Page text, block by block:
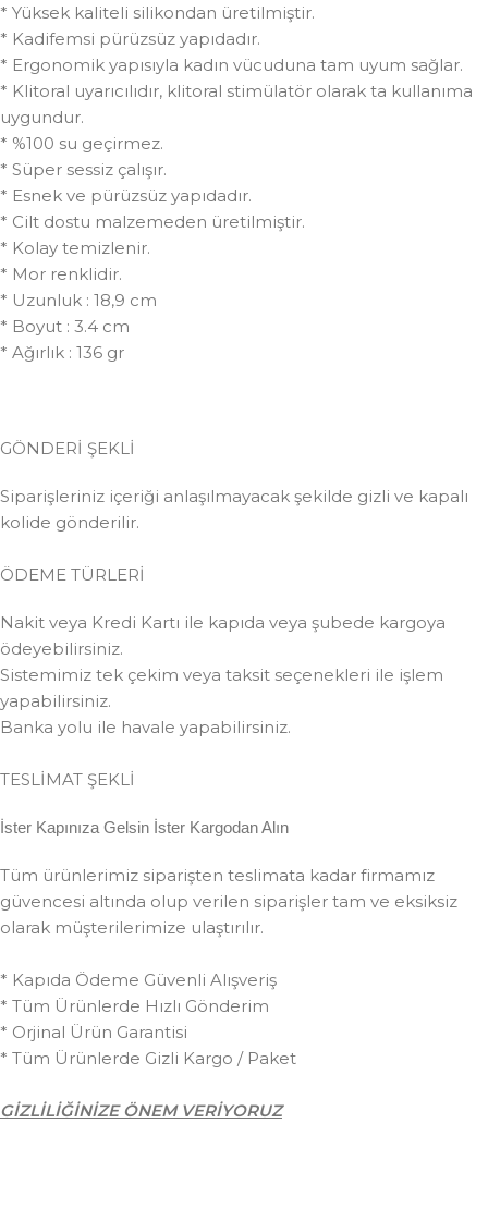
* Yüksek kaliteli silikondan üretilmiştir.
* Kadifemsi pürüzsüz yapıdadır.
* Ergonomik yapısıyla kadın vücuduna tam uyum sağlar.
* Klitoral uyarıcılıdır, klitoral stimülatör olarak ta kullanıma
uygundur.
* %100 su geçirmez.
* Süper sessiz çalışır.
* Esnek ve pürüzsüz yapıdadır.
* Cilt dostu malzemeden üretilmiştir.
* Kolay temizlenir.
* Mor renklidir.
* Uzunluk : 18,9 cm
* Boyut : 3.4 cm
* Ağırlık : 136 gr
GÖNDERİ ŞEKLİ
Siparişleriniz içeriği anlaşılmayacak şekilde gizli ve kapalı
kolide gönderilir.
ÖDEME TÜRLERİ
Nakit veya Kredi Kartı ile kapıda veya şubede kargoya
ödeyebilirsiniz.
Sistemimiz tek çekim veya taksit seçenekleri ile işlem
yapabilirsiniz.
Banka yolu ile havale yapabilirsiniz.
TESLİMAT ŞEKLİ
İster Kapınıza Gelsin İster Kargodan Alın
Tüm ürünlerimiz siparişten teslimata kadar firmamız
güvencesi altında olup verilen siparişler tam ve eksiksiz
olarak müşterilerimize ulaştırılır.
* Kapıda Ödeme Güvenli Alışveriş
* Tüm Ürünlerde Hızlı Gönderim
* Orjinal Ürün Garantisi
* Tüm Ürünlerde Gizli Kargo / Paket
GİZLİLİĞİNİZE ÖNEM VERİYORUZ